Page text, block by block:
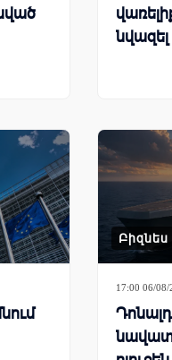
նվազել
Բիզնես
17:00 06/08/